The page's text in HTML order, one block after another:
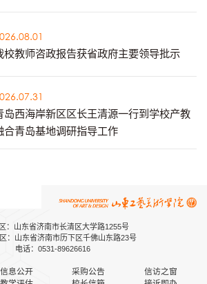
校教师咨政报告获省政府主要领导批示
岛西海岸新区区长王清源一行到学校产教
合青岛基地调研指导工作
：山东省济南市长清区大学路1255号
：山东省济南市历下区千佛山东路23号
电话：0531-89626616
信息公开 采购公告
信访之窗